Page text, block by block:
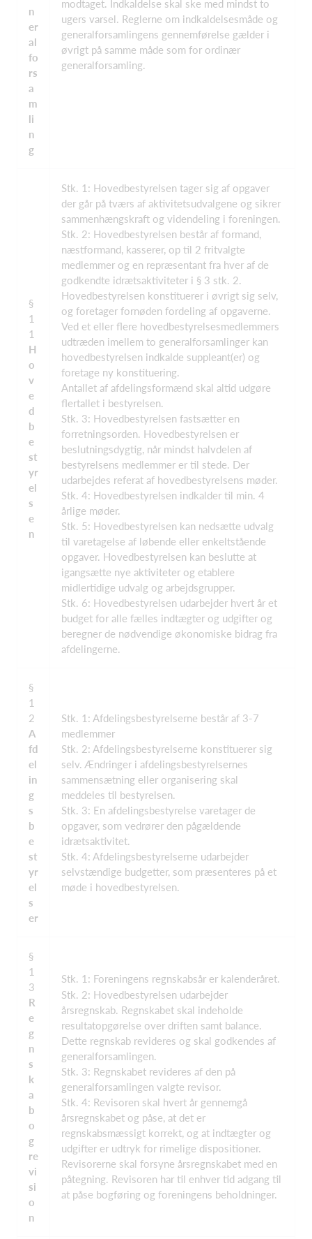
n
er
al
fo
rs
a
m
li
n
g
modtaget. Indkaldelse skal ske med mindst to
ugers varsel. Reglerne om indkaldelsesmåde og
generalforsamlingens gennemførelse gælder i
øvrigt på samme måde som for ordinær
generalforsamling.
§
1
1
H
o
v
e
d
b
e
st
yr
el
s
e
n
Stk. 1: Hovedbestyrelsen tager sig af opgaver
der går på tværs af aktivitetsudvalgene og sikrer
sammenhængskraft og videndeling i foreningen.
Stk. 2: Hovedbestyrelsen består af formand,
næstformand, kasserer, op til 2 fritvalgte
medlemmer og en repræsentant fra hver af de
godkendte idrætsaktiviteter i § 3 stk. 2.
Hovedbestyrelsen konstituerer i øvrigt sig selv,
og foretager fornøden fordeling af opgaverne.
Ved et eller flere hovedbestyrelsesmedlemmers
udtræden imellem to generalforsamlinger kan
hovedbestyrelsen indkalde suppleant(er) og
foretage ny konstituering.
Antallet af afdelingsformænd skal altid udgøre
flertallet i bestyrelsen.
Stk. 3: Hovedbestyrelsen fastsætter en
forretningsorden. Hovedbestyrelsen er
beslutningsdygtig, når mindst halvdelen af
bestyrelsens medlemmer er til stede. Der
udarbejdes referat af hovedbestyrelsens møder.
Stk. 4: Hovedbestyrelsen indkalder til min. 4
årlige møder.
Stk. 5: Hovedbestyrelsen kan nedsætte udvalg
til varetagelse af løbende eller enkeltstående
opgaver. Hovedbestyrelsen kan beslutte at
igangsætte nye aktiviteter og etablere
midlertidige udvalg og arbejdsgrupper.
Stk. 6: Hovedbestyrelsen udarbejder hvert år et
budget for alle fælles indtægter og udgifter og
beregner de nødvendige økonomiske bidrag fra
afdelingerne.
§
1
2
A
fd
el
in
g
s
b
e
st
yr
el
s
er
Stk. 1: Afdelingsbestyrelserne består af 3-7
medlemmer
Stk. 2: Afdelingsbestyrelserne konstituerer sig
selv. Ændringer i afdelingsbestyrelsernes
sammensætning eller organisering skal
meddeles til bestyrelsen.
Stk. 3: En afdelingsbestyrelse varetager de
opgaver, som vedrører den pågældende
idrætsaktivitet.
Stk. 4: Afdelingsbestyrelserne udarbejder
selvstændige budgetter, som præsenteres på et
møde i hovedbestyrelsen.
§
1
3
R
e
g
n
s
k
a
b
o
g
re
vi
si
o
n
Stk. 1: Foreningens regnskabsår er kalenderåret.
Stk. 2: Hovedbestyrelsen udarbejder
årsregnskab. Regnskabet skal indeholde
resultatopgørelse over driften samt balance.
Dette regnskab revideres og skal godkendes af
generalforsamlingen.
Stk. 3: Regnskabet revideres af den på
generalforsamlingen valgte revisor.
Stk. 4: Revisoren skal hvert år gennemgå
årsregnskabet og påse, at det er
regnskabsmæssigt korrekt, og at indtægter og
udgifter er udtryk for rimelige dispositioner.
Revisorerne skal forsyne årsregnskabet med en
påtegning. Revisoren har til enhver tid adgang til
at påse bogføring og foreningens beholdninger.